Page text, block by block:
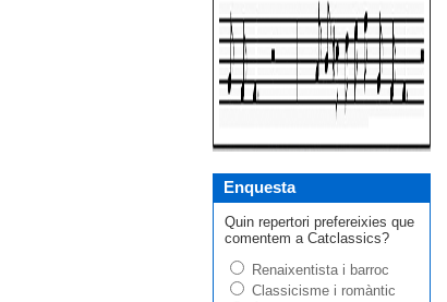
Enquesta
Quin repertori prefereixies que
comentem a Catclassics?
Renaixentista i barroc
Classicisme i romàntic